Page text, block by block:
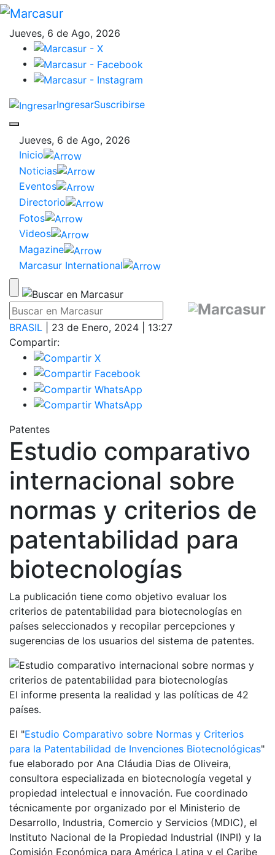
Jueves, 6 de Ago, 2026
IngresarSuscribirse
Jueves, 6 de Ago, 2026
Inicio
Noticias
Eventos
Directorio
Fotos
Videos
Magazine
Marcasur International
BRASIL | 23 de Enero, 2024 | 13:27
Compartir:
Patentes
Estudio comparativo
internacional sobre
normas y criterios de
patentabilidad para
biotecnologías
La publicación tiene como objetivo evaluar los
criterios de patentabilidad para biotecnologías en
países seleccionados y recopilar percepciones y
sugerencias de los usuarios del sistema de patentes.
El informe presenta la realidad y las políticas de 42
países.
El "Estudio Comparativo sobre Normas y Criterios
para la Patentabilidad de Invenciones Biotecnológicas"
fue elaborado por Ana Cláudia Dias de Oliveira,
consultora especializada en biotecnología vegetal y
propiedad intelectual e innovación. Fue coordinado
técnicamente por organizado por el Ministerio de
Desarrollo, Industria, Comercio y Servicios (MDIC), el
Instituto Nacional de la Propiedad Industrial (INPI) y la
Comisión Económica para América Latina y el Caribe